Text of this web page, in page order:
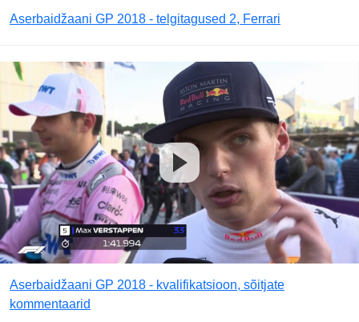
Aserbaidžaani GP 2018 - telgitagused 2, Ferrari
Aserbaidžaani GP 2018 - kvalifikatsioon, sõitjate
kommentaarid